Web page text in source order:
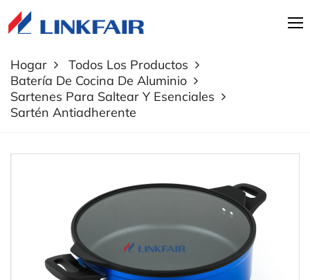
Hogar
Todos Los Productos
Batería De Cocina De Aluminio
Sartenes Para Saltear Y Esenciales
Sartén Antiadherente